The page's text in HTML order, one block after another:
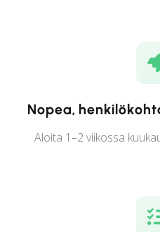
Nopea,
Aloita 1–2 viikossa